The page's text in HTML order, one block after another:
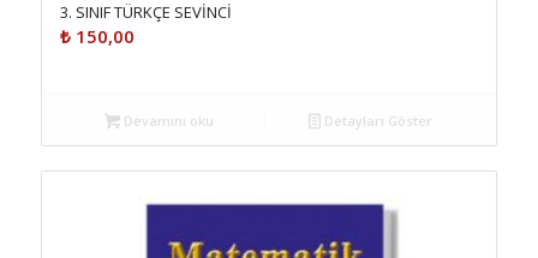
3. SINIF TÜRKÇE SEVİNCİ
₺150,00
Devamını oku Detayları Göster